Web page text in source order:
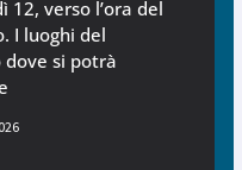
12, verso l’ora del
I luoghi del
si potrà